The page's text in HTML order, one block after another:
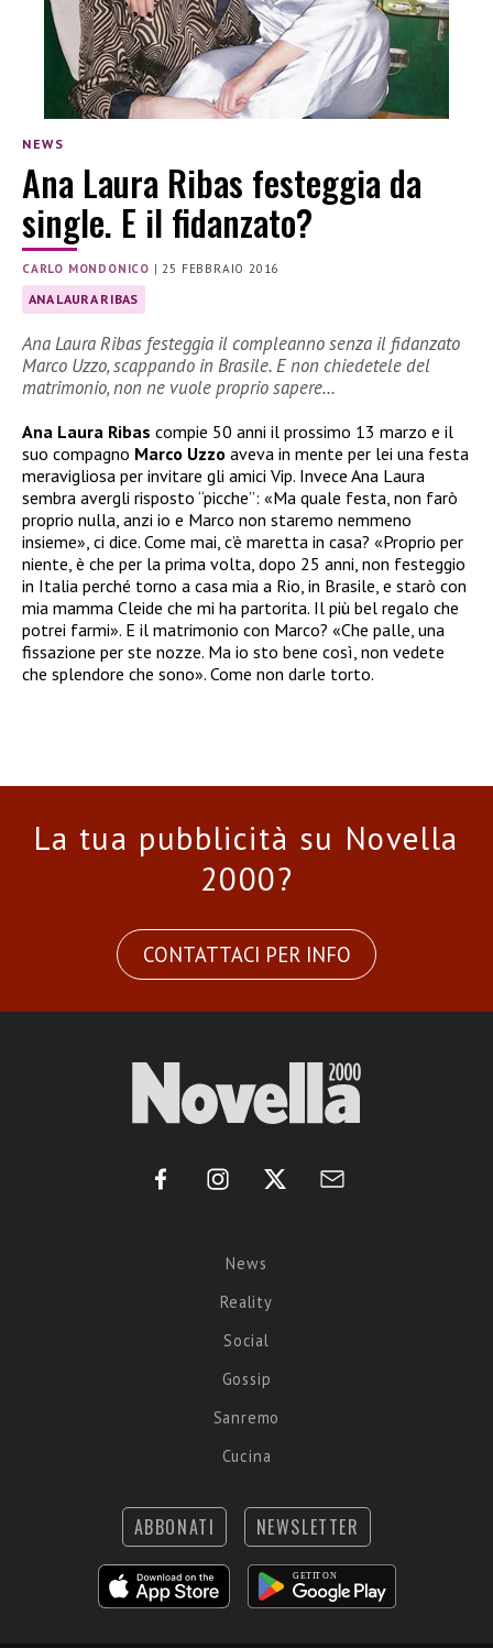
NEWS
Ana Laura Ribas festeggia da
single. E il fidanzato?
CARLO MONDONICO |25 FEBBRAIO 2016
ANA LAURA RIBAS
Ana Laura Ribas festeggia il compleanno senza il fidanzato
Marco Uzzo, scappando in Brasile. E non chiedetele del
matrimonio, non ne vuole proprio sapere…
Ana Laura Ribas compie 50 anni il prossimo 13 marzo e il
suo compagno Marco Uzzo aveva in mente per lei una festa
meravigliosa per invitare gli amici Vip. Invece Ana Laura
sembra avergli risposto “picche”: «Ma quale festa, non farò
proprio nulla, anzi io e Marco non staremo nemmeno
insieme», ci dice. Come mai, c’è maretta in casa? «Proprio per
niente, è che per la prima volta, dopo 25 anni, non festeggio
in Italia perché torno a casa mia a Rio, in Brasile, e starò con
mia mamma Cleide che mi ha partorita. Il più bel regalo che
potrei farmi». E il matrimonio con Marco? «Che palle, una
fissazione per ste nozze. Ma io sto bene così, non vedete
che splendore che sono». Come non darle torto.
La tua pubblicità su Novella
2000?
CONTATTACI PER INFO
News
Reality
Social
Gossip
Sanremo
Cucina
ABBONATI NEWSLETTER